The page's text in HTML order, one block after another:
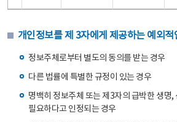
개인정보를 제 3자에게 제공하는 예외적
정보주체로부터 별도의 동의를 받는 경우
다른 법률에 특별한 규정이 있는 경우
명백히 정보주체 또는 제3자의 급박한 생명,
필요하다고 인정되는 경우